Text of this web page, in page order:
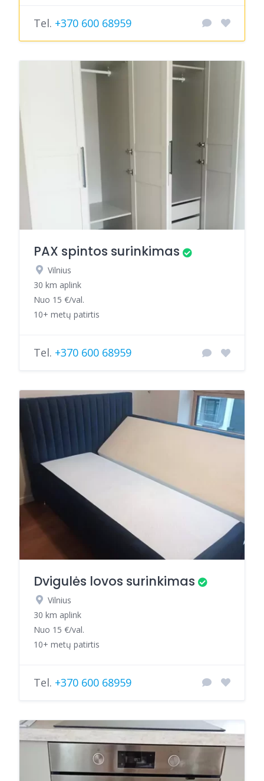
Tel. +370 600 68959
PAX spintos surinkimas
Vilnius
30 km aplink
Nuo 15 €/val.
10+ metų patirtis
Tel. +370 600 68959
Dvigulės lovos surinkimas
Vilnius
30 km aplink
Nuo 15 €/val.
10+ metų patirtis
Tel. +370 600 68959